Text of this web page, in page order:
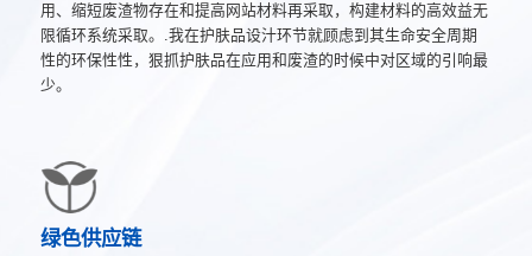
用、缩短废渣物存在和提高网站材料再采取，构建材料的高效益无
限循环系统采取。.我在护肤品设汁环节就顾虑到其生命安全周期
性的环保性性，狠抓护肤品在应用和废渣的时候中对区域的引响最
少。
绿色供应链